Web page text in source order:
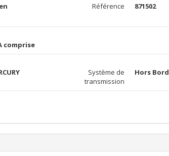
Référence
871502
comprise
Système de
transmission
Hors Bord